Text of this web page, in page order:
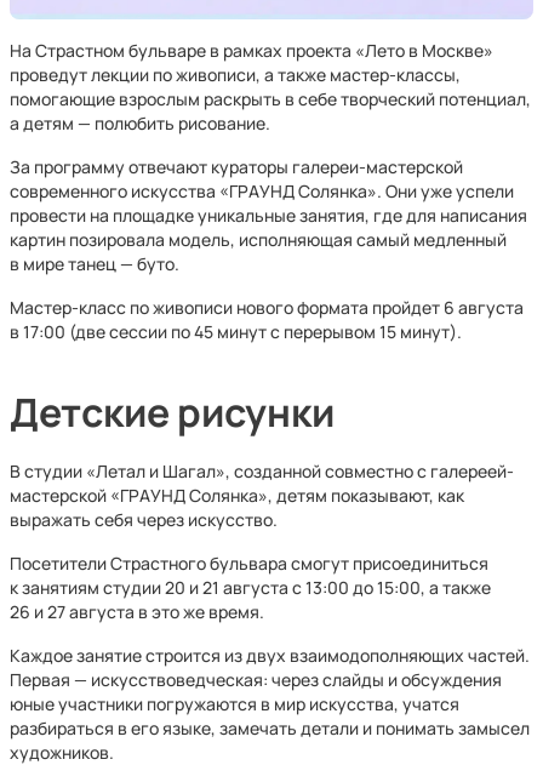
На Страстном бульваре в рамках проекта «Лето в Москве»
проведут лекции по живописи, а также мастер-классы,
помогающие взрослым раскрыть в себе творческий потенциал,
а детям — полюбить рисование.
За программу отвечают кураторы галереи-мастерской
современного искусства «ГРАУНД Солянка». Они уже успели
провести на площадке уникальные занятия, где для написания
картин позировала модель, исполняющая самый медленный
в мире танец — буто.
Мастер-класс по живописи нового формата пройдет 6 августа
в 17:00 (две сессии по 45 минут с перерывом 15 минут).
Детские рисунки
В студии «Летал и Шагал», созданной совместно с галереей-
мастерской «ГРАУНД Солянка», детям показывают, как
выражать себя через искусство.
Посетители Страстного бульвара смогут присоединиться
к занятиям студии 20 и 21 августа с 13:00 до 15:00, а также
26 и 27 августа в это же время.
Каждое занятие строится из двух взаимодополняющих частей.
Первая — искусствоведческая: через слайды и обсуждения
юные участники погружаются в мир искусства, учатся
разбираться в его языке, замечать детали и понимать замысел
художников.